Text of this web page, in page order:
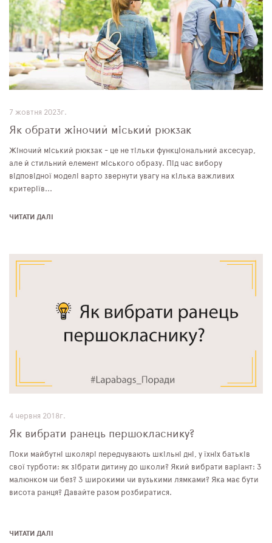
7 жовтня 2023г.
Як обрати жіночий міський рюкзак
Жіночий міський рюкзак - це не тільки функціональний аксесуар,
але й стильний елемент міського образу. Під час вибору
відповідної моделі варто звернути увагу на кілька важливих
критеріїв...
ЧИТАТИ ДАЛІ
4 червня 2018г.
Як вибрати ранець першокласнику?
Поки майбутні школярі передчувають шкільні дні, у їхніх батьків
свої турботи: як зібрати дитину до школи? Який вибрати варіант: З
малюнком чи без? З широкими чи вузькими лямками? Яка має бути
висота ранця? Давайте разом розбиратися.
ЧИТАТИ ДАЛІ